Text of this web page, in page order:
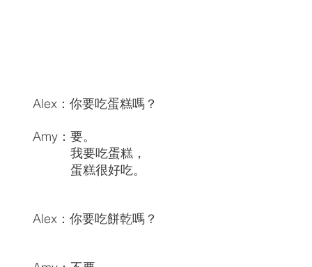
Alex：你要吃蛋糕嗎？
Amy：要。
我要吃蛋糕，
蛋糕很好吃。
Alex：你要吃餅乾嗎？